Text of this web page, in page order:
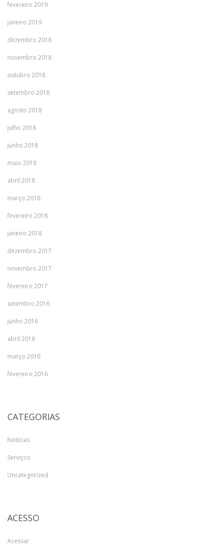
fevereiro 2019
janeiro 2019
dezembro 2018
novembro 2018
outubro 2018
setembro 2018
agosto 2018
julho 2018
junho 2018
maio 2018
abril 2018
março 2018
fevereiro 2018
janeiro 2018
dezembro 2017
novembro 2017
fevereiro 2017
setembro 2016
junho 2016
abril 2016
março 2016
fevereiro 2016
CATEGORIAS
Notícias
Serviços
Uncategorized
ACESSO
Acessar